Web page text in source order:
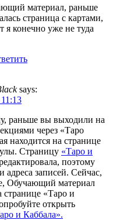
материал, раньше
страница с картами,
я конечно уже не туда
says:
раньше вы выходили на
через «Таро
находится на странице
Страницу «Таро и
поэтому
адреса записей. Сейчас,
Обучающий материал
странице «Таро и
открыть
и Каббала».